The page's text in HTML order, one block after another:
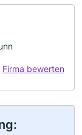
Firma bewerten